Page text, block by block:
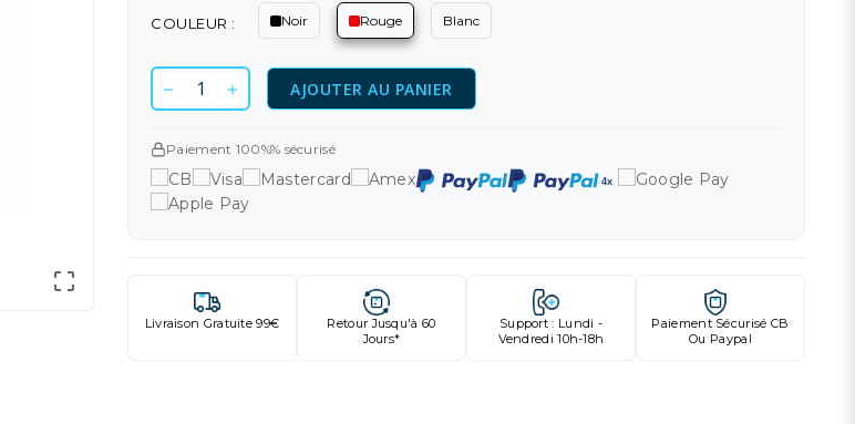

COULEUR : Noir Rouge Blanc
AJOUTER AU PANIER
Paiement 100%% sécurisé
Livraison Gratuite 99€
Retour Jusqu'à 60
Jours*
Support : Lundi -
Vendredi 10h-18h
Paiement Sécurisé CB
Ou Paypal